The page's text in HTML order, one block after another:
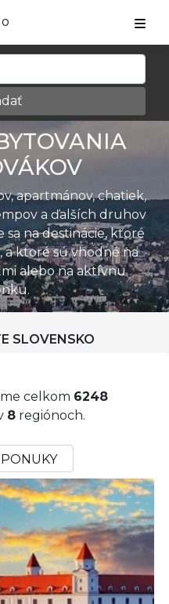
apartmánov, chatiek,
a ďalších druhov
sa na destinácie, ktoré
a ktoré sú vhodné na
alebo na aktívnu
SLOVENSKO
celkom 6248
8 regiónoch.